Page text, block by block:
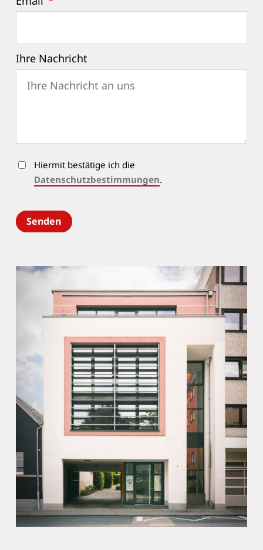
Ihre Nachricht
Hiermit bestätige ich die
Datenschutzbestimmungen.